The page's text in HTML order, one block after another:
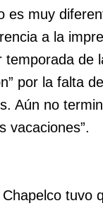
es muy
a la
de
por la falta
Aún no
vacaciones”.
tuvo